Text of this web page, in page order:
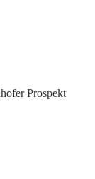
Prospekt